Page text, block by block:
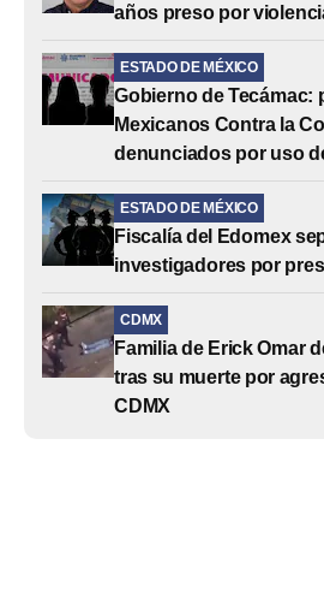
años preso por
ESTADO DE MÉXICO
Gobierno de Tecámac:
Mexicanos Contra la
denunciados por uso
ESTADO DE MÉXICO
Fiscalía del Edomex
investigadores por
CDMX
Familia de Erick Omar
tras su muerte por
CDMX